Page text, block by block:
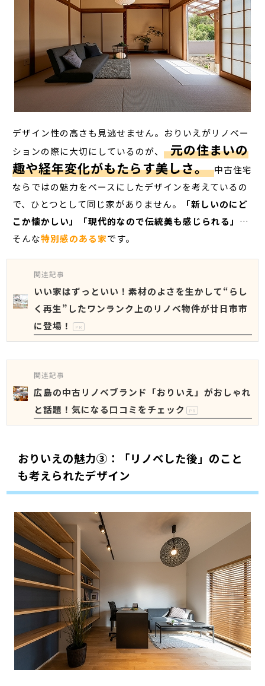
デザイン性の高さも見逃せません。おりいえがリノベー
ションの際に大切にしているのが、 元の住まいの
趣や経年変化がもたらす美しさ。 中古住宅
ならではの魅力をベースにしたデザインを考えているの
で、ひとつとして同じ家がありません。
「新しいのにど
こか懐かしい」「現代的なので伝統美も感じられる」 …
そんな特別感のある家です。
関連記事
いい家はずっといい！素材のよさを生かして“らし
く再生”したワンランク上のリノベ物件が廿日市市
に登場！
PR
関連記事
広島の中古リノベブランド「おりいえ」がおしゃれ
と話題！気になる口コミをチェック
PR
おりいえの魅力③：「リノベした後」のこと
も考えられたデザイン